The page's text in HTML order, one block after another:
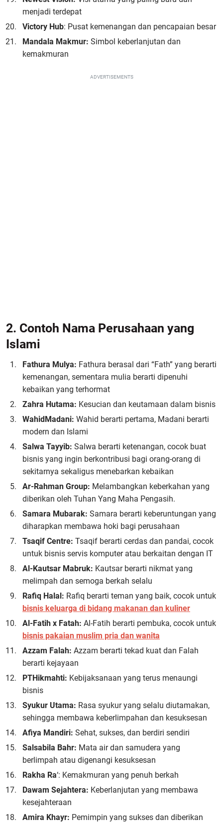
menjadi terdepat
Victory Hub: Pusat kemenangan dan pencapaian besar
Mandala Makmur: Simbol keberlanjutan dan
kemakmuran
ADVERTISEMENTS
2. Contoh Nama Perusahaan yang
Islami
Fathura Mulya: Fathura berasal dari “Fath” yang berarti
kemenangan, sementara mulia berarti dipenuhi
kebaikan yang terhormat
Zahra Hutama: Kesucian dan keutamaan dalam bisnis
WahidMadani: Wahid berarti pertama, Madani berarti
modern dan Islami
Salwa Tayyib: Salwa berarti ketenangan, cocok buat
bisnis yang ingin berkontribusi bagi orang-orang di
sekitarnya sekaligus menebarkan kebaikan
Ar-Rahman Group: Melambangkan keberkahan yang
diberikan oleh Tuhan Yang Maha Pengasih.
Samara Mubarak: Samara berarti keberuntungan yang
diharapkan membawa hoki bagi perusahaan
Tsaqif Centre: Tsaqif berarti cerdas dan pandai, cocok
untuk bisnis servis komputer atau berkaitan dengan IT
Al-Kautsar Mabruk: Kautsar berarti nikmat yang
melimpah dan semoga berkah selalu
Rafiq Halal: Rafiq berarti teman yang baik, cocok untuk
bisnis keluarga di bidang makanan dan kuliner
Al-Fatih x Fatah: Al-Fatih berarti pembuka, cocok untuk
bisnis pakaian muslim pria dan wanita
Azzam Falah: Azzam berarti tekad kuat dan Falah
berarti kejayaan
PTHikmahti: Kebijaksanaan yang terus menaungi
bisnis
Syukur Utama: Rasa syukur yang selalu diutamakan,
sehingga membawa keberlimpahan dan kesuksesan
Afiya Mandiri: Sehat, sukses, dan berdiri sendiri
Salsabila Bahr: Mata air dan samudera yang
berlimpah atau digenangi kesuksesan
Rakha Ra‘: Kemakmuran yang penuh berkah
Dawam Sejahtera: Keberlanjutan yang membawa
kesejahteraan
Amira Khayr: Pemimpin yang sukses dan diberikan